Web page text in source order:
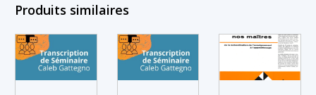
Produits similaires